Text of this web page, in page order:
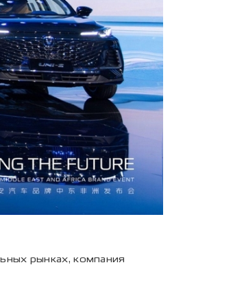
рынках, компания